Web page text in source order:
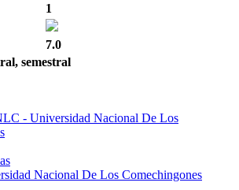
1
7.0
semestral
- Universidad Nacional De Los
Nacional De Los Comechingones